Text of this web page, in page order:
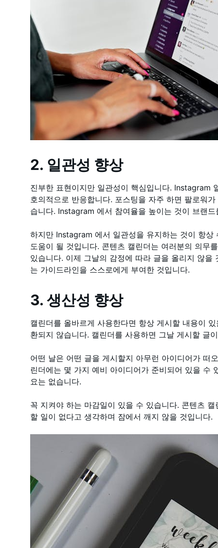
2. 일관성 향상
진부한 표현이지만 일관성이 핵심입니다. Instagram
호의적으로 반응합니다. 포스팅을 자주 하면 팔로워
습니다. Instagram 에서 참여율을 높이는 것이 브랜
하지만 Instagram 에서 일관성을 유지하는 것이 항
도움이 될 것입니다. 콘텐츠 캘린더는 여러분의 의무
있습니다. 이제 그날의 감정에 따라 글을 올리지 않
는 가이드라인을 스스로에게 부여한 것입니다.
3. 생산성 향상
캘린더를 올바르게 사용한다면 항상 게시할 내용이
환되지 않습니다. 캘린더를 사용하면 그날 게시할 글
어떤 날은 어떤 글을 게시할지 아무런 아이디어가 떠
린더에는 몇 가지 예비 아이디어가 준비되어 있을 수
요는 없습니다.
꼭 지켜야 하는 마감일이 있을 수 있습니다. 콘텐츠
할 일이 없다고 생각하며 잠에서 깨지 않을 것입니다.